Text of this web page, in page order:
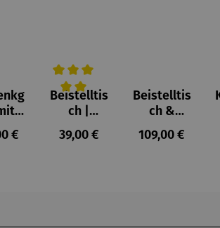
Preis:
€
Durchschnittliche Bewertung von
Beistelltis
ch |
klappbar
Teakholz –
Regulärer Preis:
39,00 €
Beistelltis
ch &
Hocker |
Teakholz –
Regulärer
109,00 €